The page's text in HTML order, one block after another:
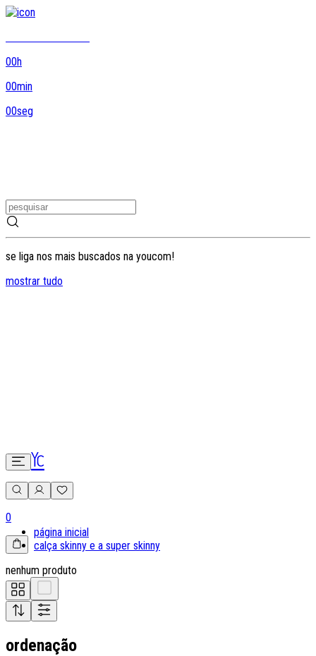
00h
00min
00seg
se liga nos mais buscados na youcom!
mostrar tudo
0
página inicial
calça skinny e a super skinny
nenhum produto
ordenação